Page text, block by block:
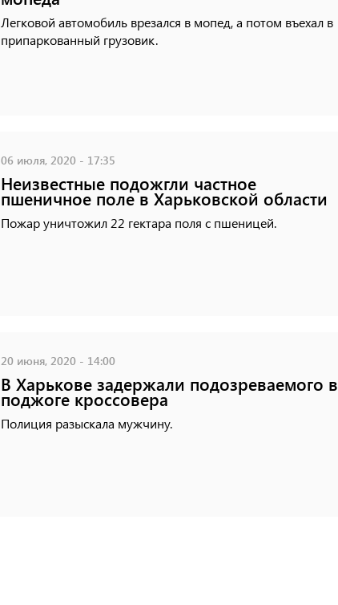
Легковой автомобиль врезался в мопед, а потом въехал в
припаркованный грузовик.
06 июля, 2020 - 17:35
Неизвестные подожгли частное
пшеничное поле в Харьковской области
Пожар уничтожил 22 гектара поля с пшеницей.
20 июня, 2020 - 14:00
В Харькове задержали подозреваемого в
поджоге кроссовера
Полиция разыскала мужчину.